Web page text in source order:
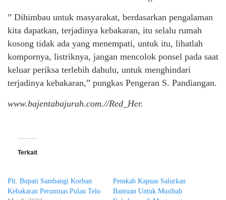
” Dihimbau untuk masyarakat, berdasarkan pengalaman
kita dapatkan, terjadinya kebakaran, itu selalu rumah
kosong tidak ada yang menempati, untuk itu, lihatlah
kompornya, listriknya, jangan mencolok ponsel pada saat
keluar periksa terlebih dahulu, untuk menghindari
terjadinya kebakaran,” pungkas Pengeran S. Pandiangan.
www.bajentabajurah.com.//Red_Her.
Terkait
Plt. Bupati Sambangi Korban
Kebakaran Perumnas Pulau Telo
Pemkab Kapuas Salurkan
Bantuan Untuk Musibah